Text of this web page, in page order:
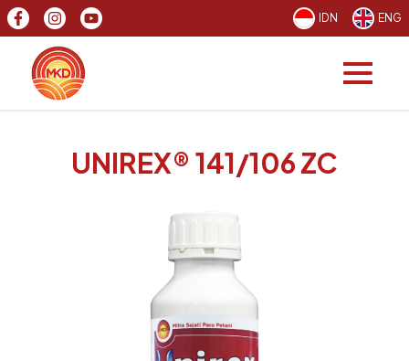
IDN ENG
UNIREX® 141/106 ZC